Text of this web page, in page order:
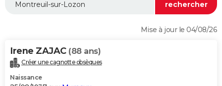
Guides de France
Escapades
Patrimoine
Expositions
Musées
Week-end nature
LIFESTYLE
Alimentation
Guide de la santé
Maladies
Médicaments
Sommeil
VOYAGE
Destinations
City break
Voyage nature
Voyage de noces
Forum
Climat
+PHOTO
Mise à jour le 04/08/26
Irene ZAJAC (88 ans)
Créer une cagnotte obsèques
Naissance